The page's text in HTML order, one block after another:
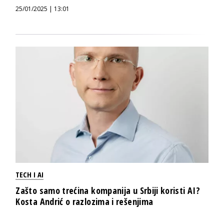
25/01/2025 | 13:01
TECH I AI
Zašto samo trećina kompanija u Srbiji koristi AI?
Kosta Andrić o razlozima i rešenjima